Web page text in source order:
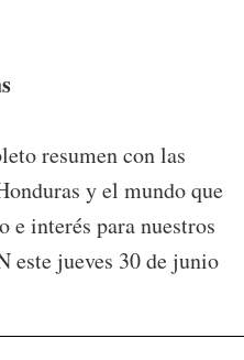
resumen con las
y el mundo que
e interés para nuestros
este jueves 30 de junio